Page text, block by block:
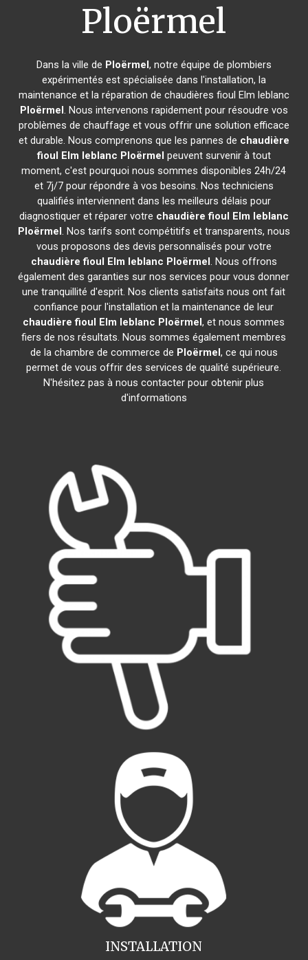
Ploërmel
Dans la ville de Ploërmel, notre équipe de plombiers
expérimentés est spécialisée dans l'installation, la
maintenance et la réparation de chaudières fioul Elm leblanc
Ploërmel. Nous intervenons rapidement pour résoudre vos
problèmes de chauffage et vous offrir une solution efficace
et durable. Nous comprenons que les pannes de chaudière
fioul Elm leblanc Ploërmel peuvent survenir à tout
moment, c'est pourquoi nous sommes disponibles 24h/24
et 7j/7 pour répondre à vos besoins. Nos techniciens
qualifiés interviennent dans les meilleurs délais pour
diagnostiquer et réparer votre chaudière fioul Elm leblanc
Ploërmel. Nos tarifs sont compétitifs et transparents, nous
vous proposons des devis personnalisés pour votre
chaudière fioul Elm leblanc Ploërmel. Nous offrons
également des garanties sur nos services pour vous donner
une tranquillité d'esprit. Nos clients satisfaits nous ont fait
confiance pour l'installation et la maintenance de leur
chaudière fioul Elm leblanc Ploërmel, et nous sommes
fiers de nos résultats. Nous sommes également membres
de la chambre de commerce de Ploërmel, ce qui nous
permet de vous offrir des services de qualité supérieure.
N'hésitez pas à nous contacter pour obtenir plus
d'informations
INSTALLATION